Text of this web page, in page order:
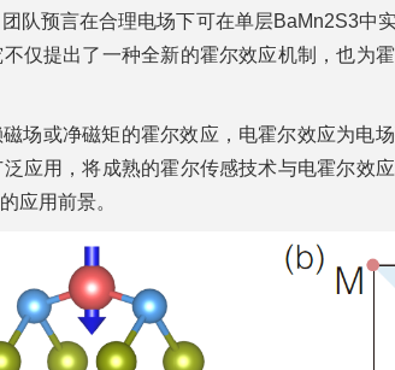
队预言在合理电场下可在单层BaMn2S3中
仅提出了一种全新的霍尔效应机制，也为
场或净磁矩的霍尔效应，电霍尔效应为电
应用，将成熟的霍尔传感技术与电霍尔效
应用前景。